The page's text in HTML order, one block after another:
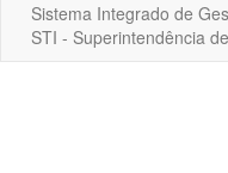
Sistema Integrado de
STI - Superintendência